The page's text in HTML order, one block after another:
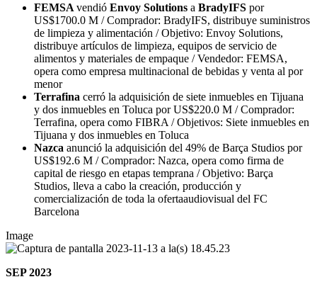
FEMSA vendió Envoy Solutions a BradyIFS por
US$1700.0 M / Comprador: BradyIFS, distribuye suministros
de limpieza y alimentación / Objetivo: Envoy Solutions,
distribuye artículos de limpieza, equipos de servicio de
alimentos y materiales de empaque / Vendedor: FEMSA,
opera como empresa multinacional de bebidas y venta al por
menor
Terrafina cerró la adquisición de siete inmuebles en Tijuana
y dos inmuebles en Toluca por US$220.0 M / Comprador:
Terrafina, opera como FIBRA / Objetivos: Siete inmuebles en
Tijuana y dos inmuebles en Toluca
Nazca anunció la adquisición del 49% de Barça Studios por
US$192.6 M / Comprador: Nazca, opera como firma de
capital de riesgo en etapas temprana / Objetivo: Barça
Studios, lleva a cabo la creación, producción y
comercialización de toda la ofertaaudiovisual del FC
Barcelona
Image
SEP 2023